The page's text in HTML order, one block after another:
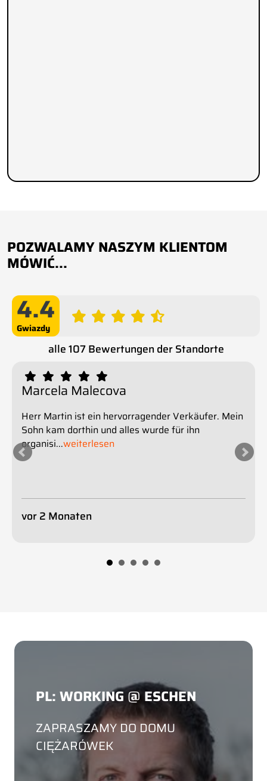
POZWALAMY NASZYM KLIENTOM
MÓWIĆ...
4.4
Sterne
alle 107 Bewertungen der Standorte
Marcela Malecova
Herr Martin ist ein hervorragender Verkäufer. Mein
Sohn kam dorthin und alles wurde für ihn
organisi...weiterlesen
vor 2 Monaten
PL: WORKING @ ESCHEN
ZAPRASZAMY DO DOMU
CIĘŻARÓWEK